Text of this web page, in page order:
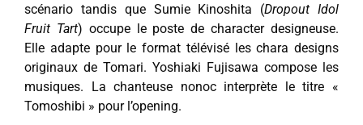
scénario tandis que Sumie Kinoshita (Dropout Idol
Fruit Tart) occupe le poste de character designeuse.
Elle adapte pour le format télévisé les chara designs
originaux de Tomari. Yoshiaki Fujisawa compose les
musiques. La chanteuse nonoc interprète le titre «
Tomoshibi » pour l’opening.